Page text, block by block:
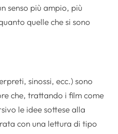
senso più ampio, più
quelle che si sono
sinossi, ecc.) sono
che, trattando i film come
le idee sottese alla
con una lettura di tipo